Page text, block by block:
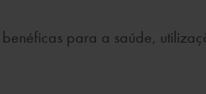
para a saúde,